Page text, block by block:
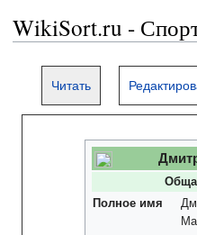
WikiSort.ru -
Читать
Полное имя